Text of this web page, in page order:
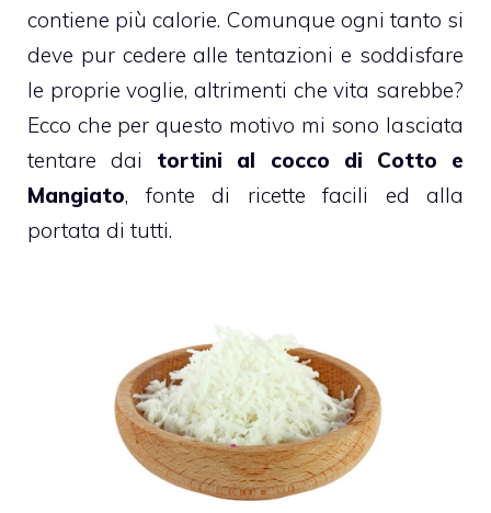
contiene più calorie. Comunque ogni tanto si
deve pur cedere alle tentazioni e soddisfare
le proprie voglie, altrimenti che vita sarebbe?
Ecco che per questo motivo mi sono lasciata
tentare dai tortini al cocco di Cotto e
Mangiato, fonte di ricette facili ed alla
portata di tutti.